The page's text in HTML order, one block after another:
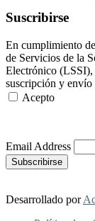
Suscribirse
En cumplimiento
de Servicios de la
Electrónico (LSSI),
suscripción y envío
Acepto
Email Address
Desarrollado por